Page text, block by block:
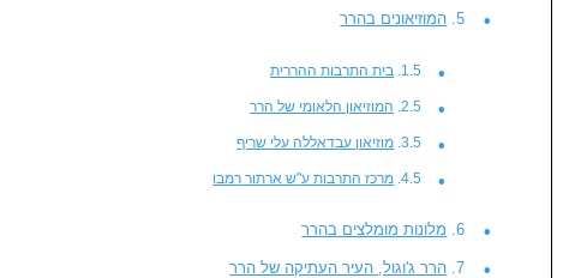
המוזיאונים בהרר
בית התרבות ההררית
המוזיאון הלאומי של הרר
מוזיאון עבדאללה עלי שריף
מרכז התרבות ע"ש ארתור רמבו
מלונות מומלצים בהרר
הרר ג'וגול, העיר העתיקה של הרר